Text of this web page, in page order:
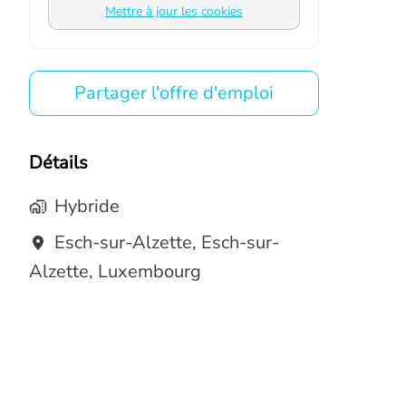
Mettre à jour les cookies
Partager l'offre d'emploi
Détails
Hybride
Esch-sur-Alzette, Esch-sur-
Alzette, Luxembourg